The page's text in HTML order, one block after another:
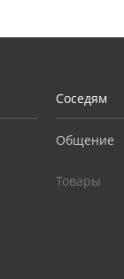
Соседям
Общение
Товары